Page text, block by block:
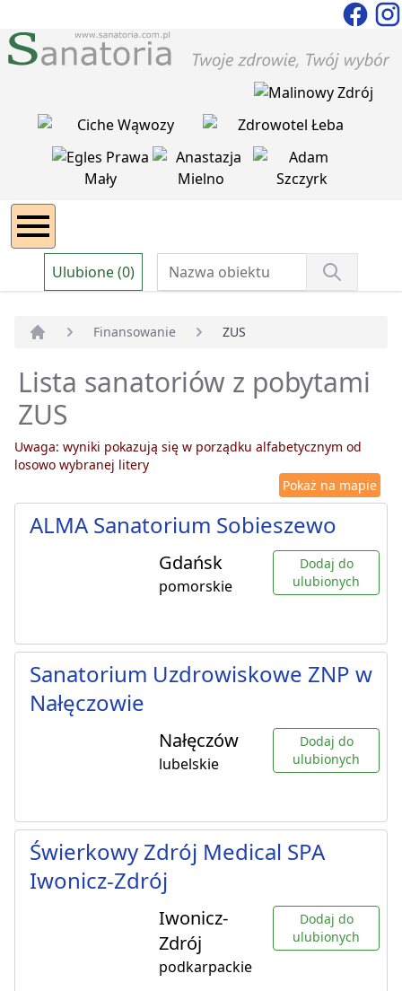
Ulubione (0)
Finansowanie ZUS
Lista sanatoriów z pobytami
ZUS
Uwaga: wyniki pokazują się w porządku alfabetycznym od
losowo wybranej litery
Pokaż na mapie
ALMA Sanatorium Sobieszewo
Gdańsk
pomorskie
Dodaj do
ulubionych
Sanatorium Uzdrowiskowe ZNP w
Nałęczowie
Nałęczów
lubelskie
Dodaj do
ulubionych
Świerkowy Zdrój Medical SPA
Iwonicz-Zdrój
Iwonicz-
Zdrój
podkarpackie
Dodaj do
ulubionych